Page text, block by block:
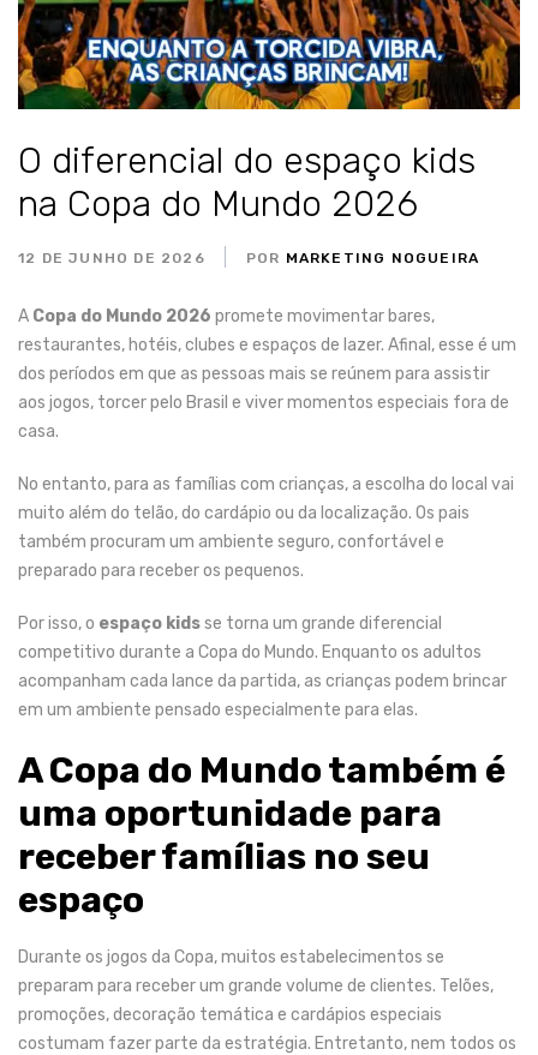
O diferencial do espaço kids
na Copa do Mundo 2026
12 DE JUNHO DE 2026 POR MARKETING NOGUEIRA
A Copa do Mundo 2026 promete movimentar bares,
restaurantes, hotéis, clubes e espaços de lazer. Afinal, esse é um
dos períodos em que as pessoas mais se reúnem para assistir
aos jogos, torcer pelo Brasil e viver momentos especiais fora de
casa.
No entanto, para as famílias com crianças, a escolha do local vai
muito além do telão, do cardápio ou da localização. Os pais
também procuram um ambiente seguro, confortável e
preparado para receber os pequenos.
Por isso, o espaço kidsse torna um grande diferencial
competitivo durante a Copa do Mundo. Enquanto os adultos
acompanham cada lance da partida, as crianças podem brincar
em um ambiente pensado especialmente para elas.
A Copa do Mundo também é
uma oportunidade para
receber famílias no seu
espaço
Durante os jogos da Copa, muitos estabelecimentos se
preparam para receber um grande volume de clientes. Telões,
promoções, decoração temática e cardápios especiais
costumam fazer parte da estratégia. Entretanto, nem todos os